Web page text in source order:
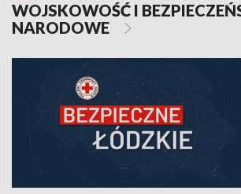
WOJSKOWOŚĆ I
NARODOWE